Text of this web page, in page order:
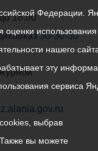
18.00
30-30-30
Федерации.
оценки
нашего
эту
сервиса
выбрав
вы можете